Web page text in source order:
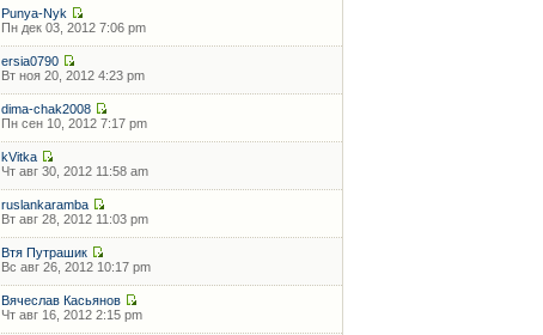
Punya-Nyk
Пн дек 03, 2012 7:06 pm
ersia0790
Вт ноя 20, 2012 4:23 pm
dima-chak2008
Пн сен 10, 2012 7:17 pm
kVitka
Чт авг 30, 2012 11:58 am
ruslankaramba
Вт авг 28, 2012 11:03 pm
Втя Путрашик
Вс авг 26, 2012 10:17 pm
Вячеслав Касьянов
Чт авг 16, 2012 2:15 pm